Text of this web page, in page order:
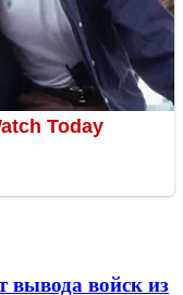
вывода войск из